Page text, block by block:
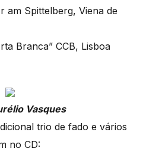
am Spittelberg, Viena de
Branca” CCB, Lisboa
Vasques
trio de fado e vários
no CD: